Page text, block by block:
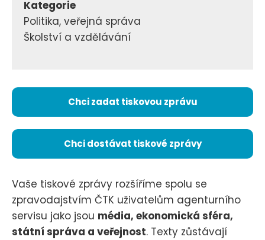
Kategorie
Politika, veřejná správa
Školství a vzdělávání
Chci zadat tiskovou zprávu
Chci dostávat tiskové zprávy
Vaše tiskové zprávy rozšíříme spolu se
zpravodajstvím ČTK uživatelům agenturního
servisu jako jsou média, ekonomická sféra,
státní správa a veřejnost. Texty zůstávají